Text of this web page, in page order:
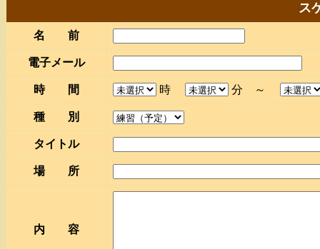
ス
名 前
電子メール
時 間 時 分 ～
種 別
タイトル
場 所
内 容